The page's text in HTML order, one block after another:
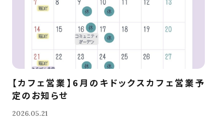
【カフェ営業】6月のキドックスカフェ営業予
定のお知らせ
2026.05.21